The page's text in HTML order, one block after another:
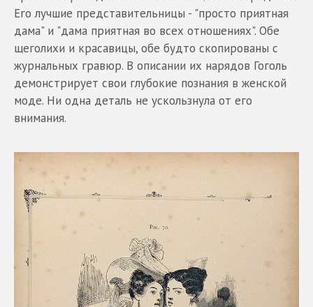
Его лучшие представительницы - "просто приятная
дама" и "дама приятная во всех отношениях". Обе
щеголихи и красавицы, обе будто скопированы с
журнальных гравюр. В описании их нарядов Гоголь
демонстрирует свои глубокие познания в женской
моде. Ни одна деталь не ускользнула от его
внимания.